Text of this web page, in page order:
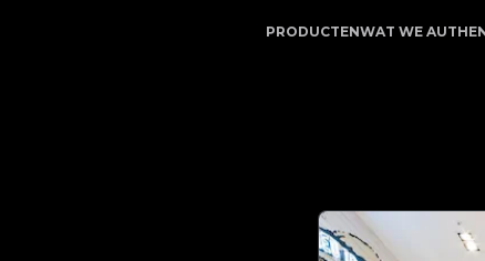
| Uw betrouwbare partner voor luxe
PRODUCTENWAT WE